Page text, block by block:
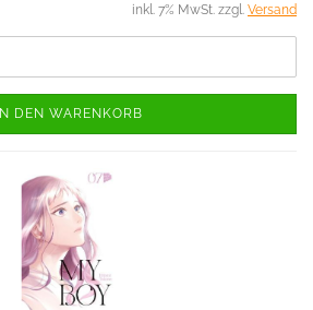
inkl. 7% MwSt. zzgl. Versand
IN DEN WARENKORB